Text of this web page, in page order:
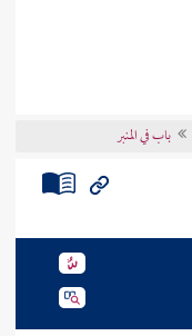
باب في المنبر